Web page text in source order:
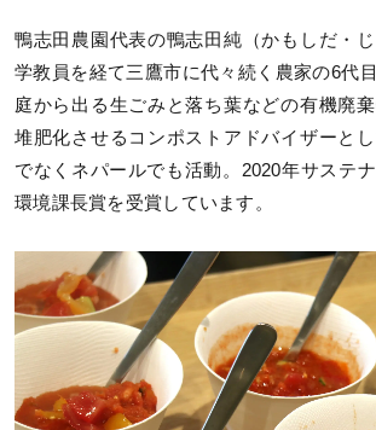
鴨志田農園代表の鴨志田純（かもしだ・
学教員を経て三鷹市に代々続く農家の6代
庭から出る生ごみと落ち葉などの有機廃
堆肥化させるコンポストアドバイザーと
でなくネパールでも活動。2020年サステ
環境課長賞を受賞しています。